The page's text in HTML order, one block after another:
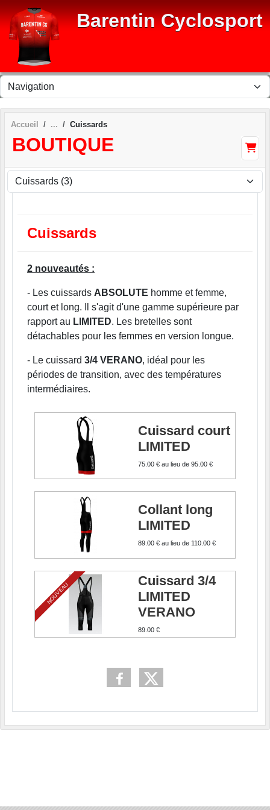
Barentin Cyclosport
Accueil Cuissards
BOUTIQUE
Cuissards
2 nouveautés :
- Les cuissards ABSOLUTE homme et femme,
court et long. Il s'agit d'une gamme supérieure par
rapport au LIMITED. Les bretelles sont
détachables pour les femmes en version longue.
- Le cuissard 3/4 VERANO, idéal pour les
périodes de transition, avec des températures
intermédiaires.
Cuissard court
LIMITED
75.00 € au lieu de 95.00 €
Collant long
LIMITED
89.00 € au lieu de 110.00 €
Cuissard 3/4
LIMITED
VERANO
89.00 €
NOUVEAU
Panneau de gestion des cookies